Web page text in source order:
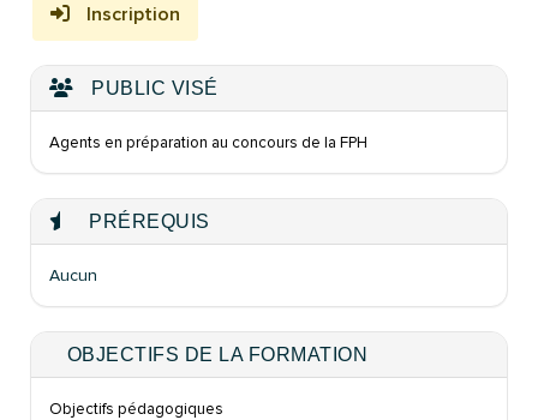
Inscription
PUBLIC VISÉ
Agents en préparation au concours de la FPH
PRÉREQUIS
Aucun
OBJECTIFS DE LA FORMATION
Objectifs pédagogiques